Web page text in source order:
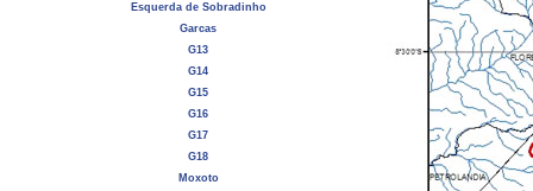
Esquerda de Sobradinho
Garcas
G13
G14
G15
G16
G17
G18
Moxoto